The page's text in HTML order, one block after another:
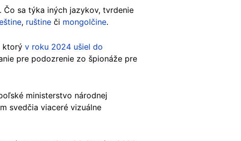
Čo sa týka iných jazykov, tvrdenie
, ruštine či mongolčine.
ktorý v roku 2024 ušiel do
pre podozrenie zo špionáže pre
ministerstvo národnej
svedčia viaceré vizuálne